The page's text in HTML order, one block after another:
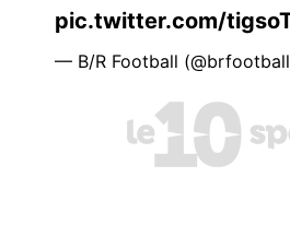
pic.twitter.com/
— B/R Football